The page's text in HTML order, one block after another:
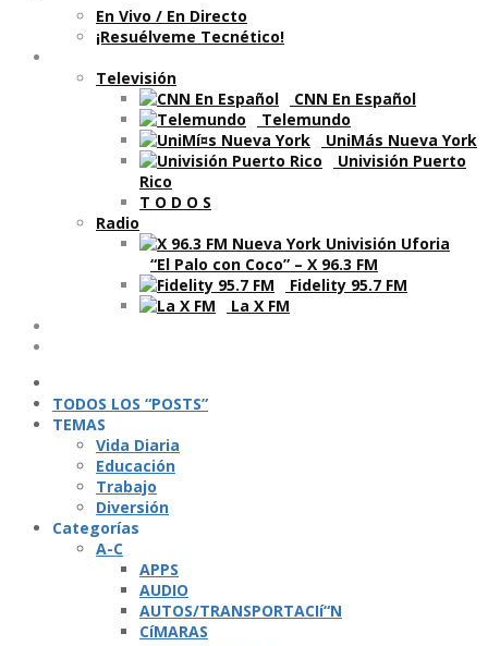
En Vivo / En Directo
¡Resuélveme Tecnético!
Televisión
CNN En Español
Telemundo
UniMás Nueva York
Univisión Puerto
Rico
T O D O S
Radio
“El Palo con Coco” – X 96.3 FM
Fidelity 95.7 FM
La X FM
TODOS LOS “POSTS”
TEMAS
Vida Diaria
Educación
Trabajo
Diversión
Categorí­as
A-C
APPS
AUDIO
AUTOS/TRANSPORTACIí“N
CíMARAS